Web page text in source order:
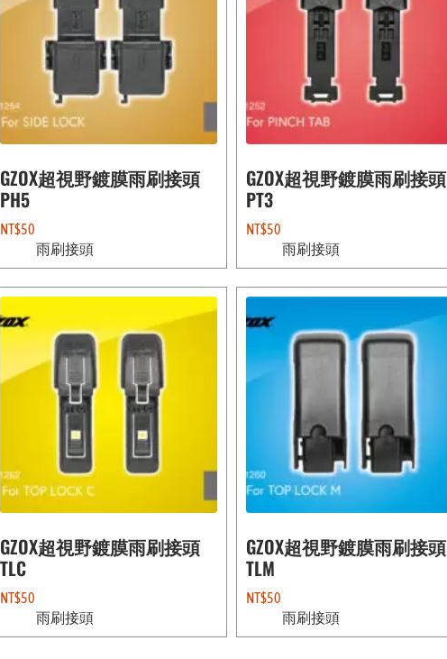
GZOX超視野鍍膜雨刷接頭
PH5
NT$50
雨刷接頭
GZOX超視野鍍膜雨刷接頭
PT3
NT$50
雨刷接頭
GZOX超視野鍍膜雨刷接頭
TLC
NT$50
雨刷接頭
GZOX超視野鍍膜雨刷接頭
TLM
NT$50
雨刷接頭